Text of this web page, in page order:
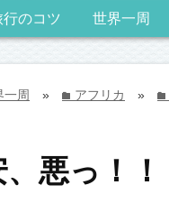
のコツ 世界一周
周 » folder アフリカ » folder
悪っ！！